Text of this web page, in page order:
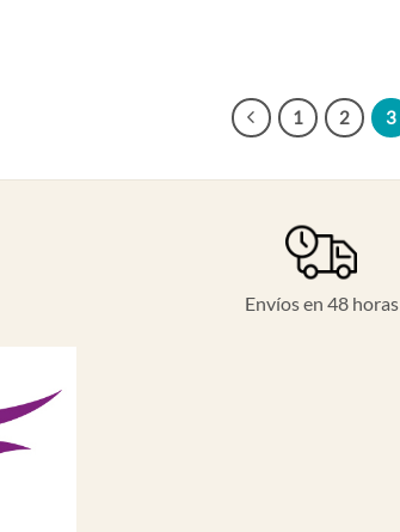
1 2 3
Envíos en 48 horas